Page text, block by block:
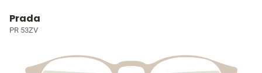
Prada
PR 53ZV